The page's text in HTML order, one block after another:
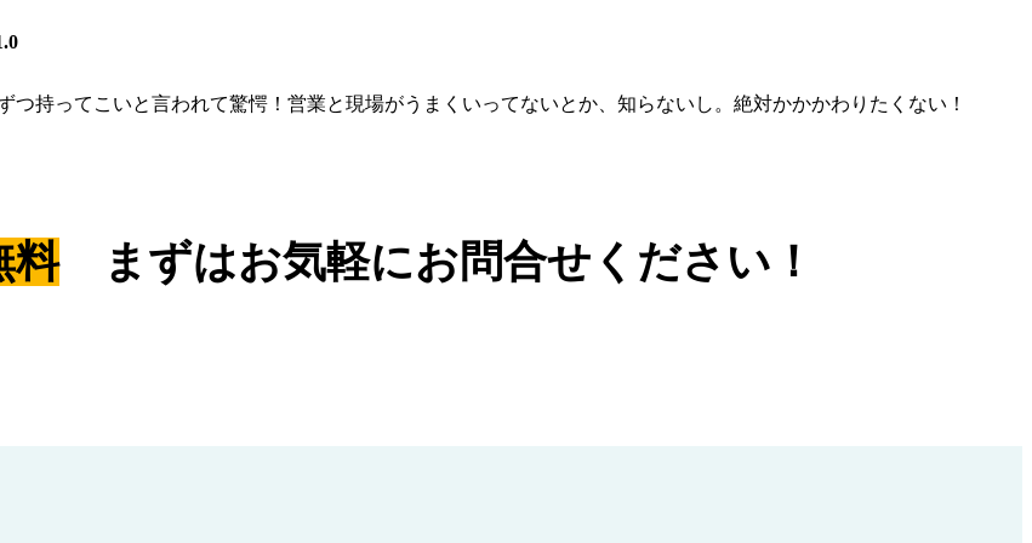
つ持ってこいと言われて驚愕！営業と現場がうまくいってないとか、知らないし。絶対かかかわりたくない！
料まずはお気軽にお問合せください！